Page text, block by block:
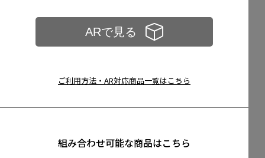
ご利用方法・AR対応商品一覧はこちら
組み合わせ可能な商品はこちら